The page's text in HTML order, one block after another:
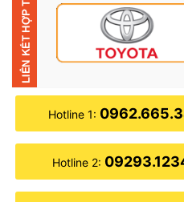
● Bảo hành 24 tháng (1
● Quà tặng hấp dẫn: Tặng
Adas, thẻ nhớ 32GB, sim 4G
– Tặng cảm biến áp suất
VNĐ (áp dụng với giá chưa
– Bảo hành điện tử toàn
vòng 12 tháng đầu tiên nếu
Hotline 1:
Hotline 2: